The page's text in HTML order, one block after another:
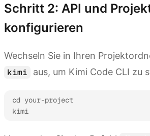
Schritt 2: API und
konfigurieren
Wechseln Sie in Ihren
kimi
aus, um Kimi Code CLI zu
cd your-project
kimi